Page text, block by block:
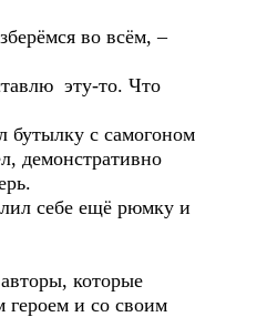
во всём, –
эту-то. Что
с самогоном
демонстративно
ещё рюмку и
которые
героем и со своим